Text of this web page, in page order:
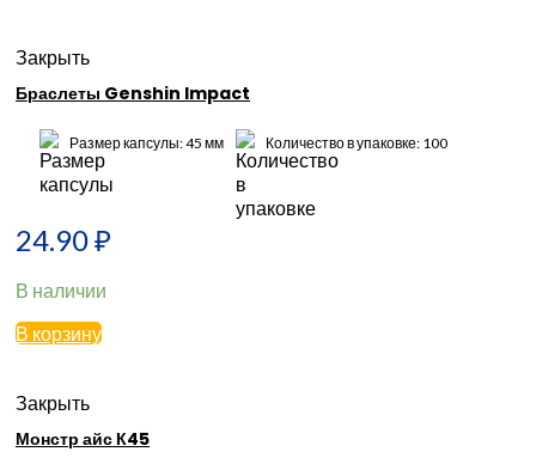
Закрыть
Браслеты Genshin Impact
Размер капсулы: 45 мм Количество в упаковке: 100
24.90₽
В наличии
В корзину
Закрыть
Монстр айс К45